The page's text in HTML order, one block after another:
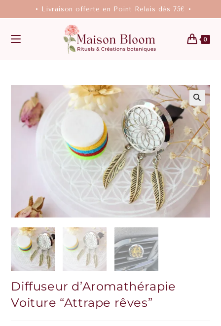
• Livraison offerte en Point Relais dès 75€ •
0
Diffuseur d’Aromathérapie
Voiture “Attrape rêves”